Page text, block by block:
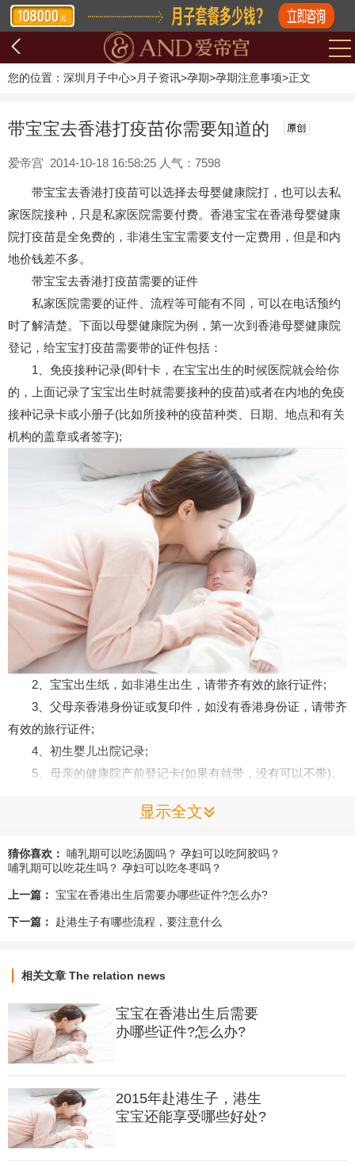
您的位置： 深圳月子中心>月子资讯>孕期>孕期注意事项>正文
显示全文
带宝宝去香港打疫苗你需要知道的
爱帝宫 2014-10-18 16:58:25 人气：7598
带宝宝去香港打疫苗可以选择去母婴健康院打，也可以去私
家医院接种，只是私家医院需要付费。香港宝宝在香港母婴健康
院打疫苗是全免费的，非港生宝宝需要支付一定费用，但是和内
地价钱差不多。
带宝宝去香港打疫苗需要的证件
私家医院需要的证件、流程等可能有不同，可以在电话预约
时了解清楚。下面以母婴健康院为例，第一次到香港母婴健康院
登记，给宝宝打疫苗需要带的证件包括：
1、免疫接种记录(即针卡，在宝宝出生的时候医院就会给你
的，上面记录了宝宝出生时就需要接种的疫苗)或者在内地的免疫
接种记录卡或小册子(比如所接种的疫苗种类、日期、地点和有关
机构的盖章或者签字);
2、宝宝出生纸，如非港生出生，请带齐有效的旅行证件;
3、父母亲香港身份证或复印件，如没有香港身份证，请带齐
有效的旅行证件;
4、初生婴儿出院记录;
5、母亲的健康院产前登记卡(如果有就带，没有可以不带)。
1、电话预约，每家母婴健康院的电话预约时间和打疫苗时间
2、带宝宝到预约好的母婴健康院打疫苗。
次在同一间母婴健康院接受服务。期间如你需要转到另一间母婴
母婴健康院的儿童健康记录转到另一间母婴健康院的。但请注
务及免疫注射的时间，如非必要，尽量让你的宝宝在同一间健康
院接受服务。家长要妥善保存免疫接种记录卡，此记录可作为孩
子曾经接种过有关疫苗的证明。
如果家距离香港甚远，为避免麻烦，家长可让宝宝在内地打
疫苗，只不过要比内地宝宝麻烦一点，要到相应的防疫站办理相
关手续，防疫站会给宝宝一个相关的证件，带着这个证件，再加
猜你喜欢： 哺乳期可以吃汤圆吗？ 孕妇可以吃阿胶吗？
哺乳期可以吃花生吗？ 孕妇可以吃冬枣吗？
上一篇： 宝宝在香港出生后需要办哪些证件?怎么办?
下一篇： 赴港生子有哪些流程，要注意什么
相关文章 The relation news
宝宝在香港出生后需要
办哪些证件?怎么办?
2015年赴港生子，港生
宝宝还能享受哪些好处?